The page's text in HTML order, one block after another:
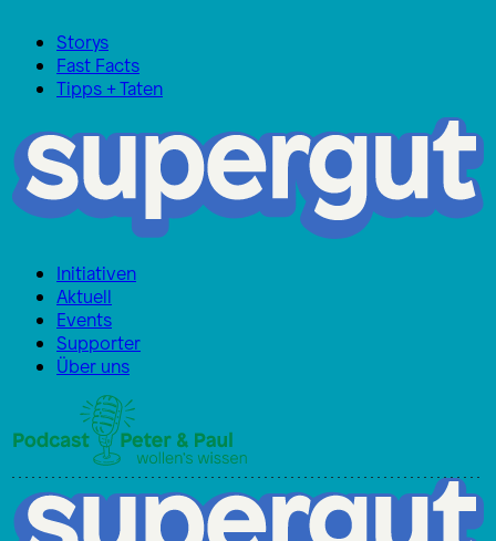
Storys
Fast Facts
Tipps + Taten
Initiativen
Aktuell
Events
Supporter
Über uns